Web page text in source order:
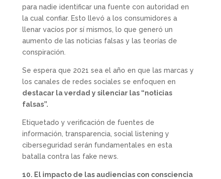
para nadie identificar una fuente con autoridad en
la cual confiar. Esto llevó a los consumidores a
llenar vacíos por sí mismos, lo que generó un
aumento de las noticias falsas y las teorías de
conspiración.
Se espera que 2021 sea el año en que las marcas y
los canales de redes sociales se enfoquen en
destacar la verdad y silenciar las “noticias
falsas”.
Etiquetado y verificación de fuentes de
información, transparencia, social listening y
ciberseguridad serán fundamentales en esta
batalla contra las fake news.
10. El impacto de las audiencias con consciencia